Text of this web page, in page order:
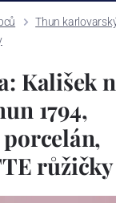
Thun
Kališek
1794,
růžičky